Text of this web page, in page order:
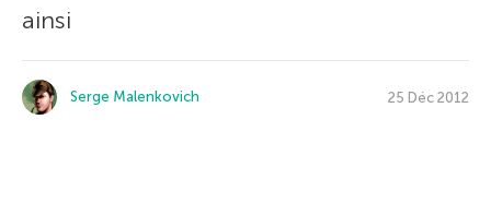
ainsi
Serge Malenkovich 25 Déc 2012